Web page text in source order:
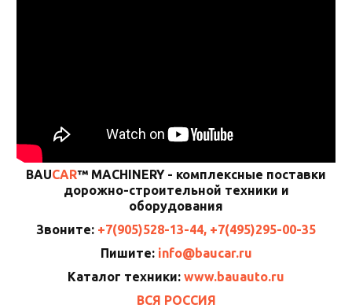
BAUCAR™ MACHINERY - комплексные поставки
дорожно-строительной техники и
оборудования
Звоните: +7(905)528-13-44, +7(495)295-00-35
Пишите: info@baucar.ru
Каталог техники: www.bauauto.ru
ВСЯ РОССИЯ